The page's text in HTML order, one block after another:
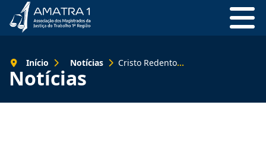
Notícias
Início Notícias Cristo Redentor foi iluminado em apoio à luta contra o trabalho infantil